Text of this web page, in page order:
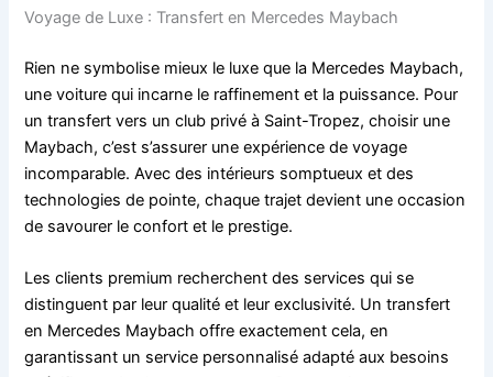
Voyage de Luxe : Transfert en Mercedes Maybach
Rien ne symbolise mieux le luxe que la Mercedes Maybach,
une voiture qui incarne le raffinement et la puissance. Pour
un transfert vers un club privé à Saint-Tropez, choisir une
Maybach, c’est s’assurer une expérience de voyage
incomparable. Avec des intérieurs somptueux et des
technologies de pointe, chaque trajet devient une occasion
de savourer le confort et le prestige.
Les clients premium recherchent des services qui se
distinguent par leur qualité et leur exclusivité. Un transfert
en Mercedes Maybach offre exactement cela, en
garantissant un service personnalisé adapté aux besoins